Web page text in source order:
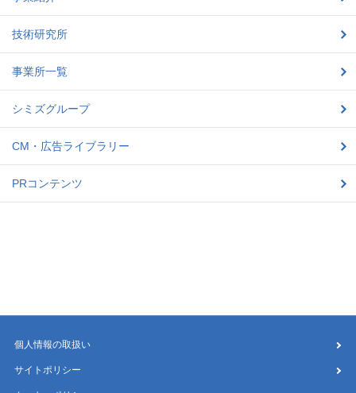
技術研究所
事業所一覧
シミズグループ
CM・広告ライブラリー
PRコンテンツ
個人情報の取扱い
サイトポリシー